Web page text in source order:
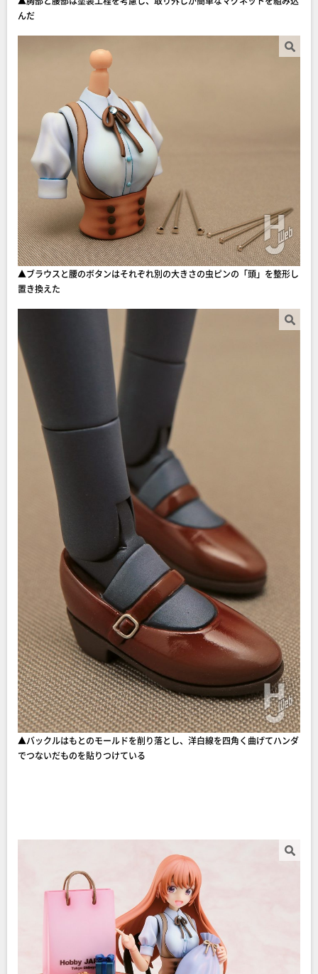
んだ
▲ブラウスと腰のボタンはそれぞれ別の大きさの虫ピンの「頭」を整形し
置き換えた
▲バックルはもとのモールドを削り落とし、洋白線を四角く曲げてハンダ
でつないだものを貼りつけている